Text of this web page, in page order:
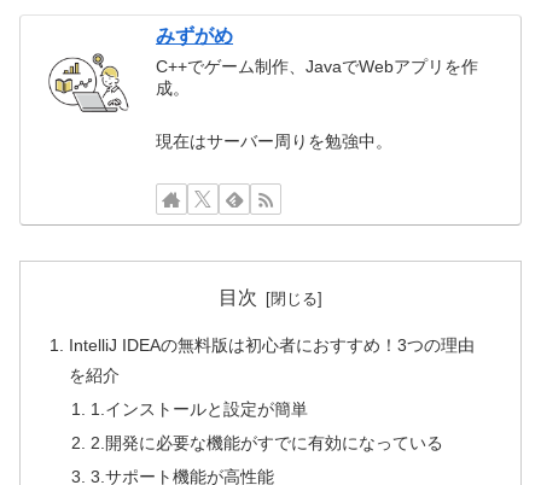
みずがめ
C++でゲーム制作、JavaでWebアプリを作
成。
現在はサーバー周りを勉強中。
目次
IntelliJ IDEAの無料版は初心者におすすめ！3つの理由
を紹介
1.インストールと設定が簡単
2.開発に必要な機能がすでに有効になっている
3.サポート機能が高性能